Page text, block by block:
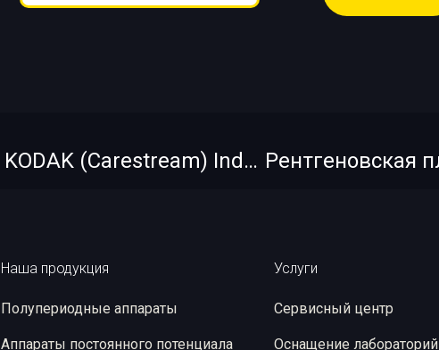
Рентгеновская пленка KODAK (Carestream) Industrex AA400 Pb Cp 10х12
Наша продукция
Полупериодные аппараты
Аппараты постоянного потенциала
Услуги
Сервисный центр
Оснащение лабораторий